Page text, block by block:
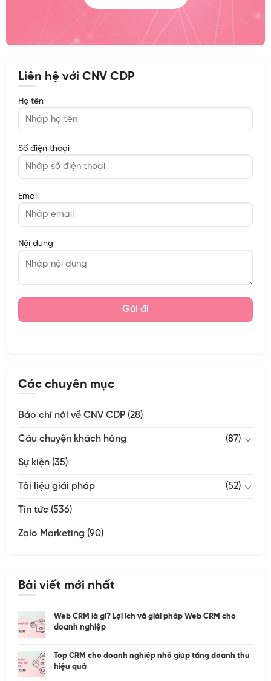
Liên hệ với CNV CDP
Họ tên
Số điện thoại
Email
Nội dung
Các chuyên mục
Báo chí nói về CNV CDP(28)
Câu chuyện khách hàng (87)
Sự kiện(35)
Tài liệu giải pháp (52)
Tin tức (536)
Zalo Marketing (90)
Bài viết mới nhất
Web CRM là gì? Lợi ích và giải pháp Web CRM cho
doanh nghiệp
Top CRM cho doanh nghiệp nhỏ giúp tăng doanh thu
hiệu quả